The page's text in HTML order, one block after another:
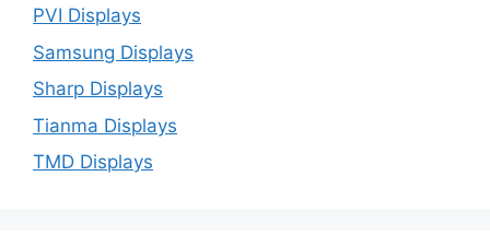
PVI Displays
Samsung Displays
Sharp Displays
Tianma Displays
TMD Displays